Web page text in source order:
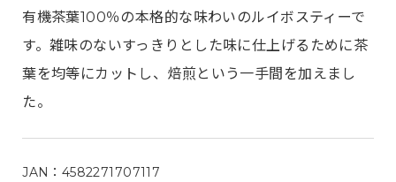
有機茶葉100％の本格的な味わいのルイボスティーで
す。雑味のないすっきりとした味に仕上げるために茶
葉を均等にカットし、焙煎という一手間を加えまし
た。
JAN：4582271707117